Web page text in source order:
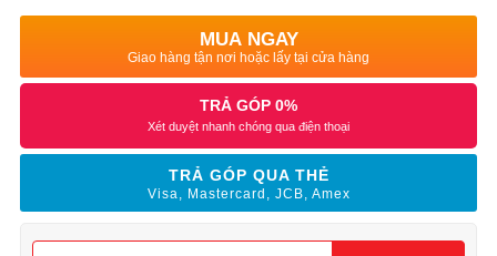
MUA NGAY
Giao hàng tận nơi hoặc lấy tại cửa hàng
TRẢ GÓP 0%
Xét duyệt nhanh chóng qua điện thoại
TRẢ GÓP QUA THẺ
Visa, Mastercard, JCB, Amex